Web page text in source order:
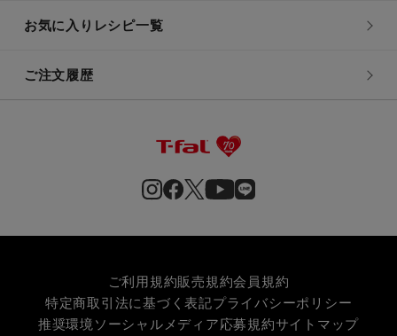
お気に入りレシピ一覧
ご注文履歴
ご利用規約販売規約会員規約
特定商取引法に基づく表記プライバシーポリシー
推奨環境 ソーシャルメディア応募規約サイトマップ